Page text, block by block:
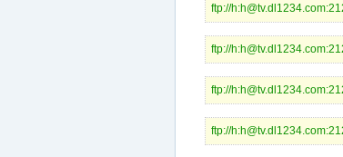
ftp://
ftp://
ftp://
ftp://